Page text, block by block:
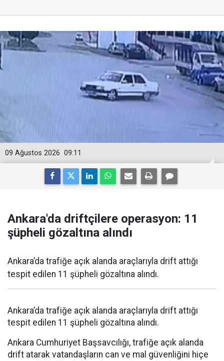
09:11
09 Ağustos 2026
Ankara'da driftçilere operasyon: 11
şüpheli gözaltına alındı
Ankara’da trafiğe açık alanda araçlarıyla drift attığı
tespit edilen 11 şüpheli gözaltına alındı.
Ankara’da trafiğe açık alanda araçlarıyla drift attığı
tespit edilen 11 şüpheli gözaltına alındı.
Ankara Cumhuriyet Başsavcılığı, trafiğe açık alanda
drift atarak vatandaşların can ve mal güvenliğini hiçe